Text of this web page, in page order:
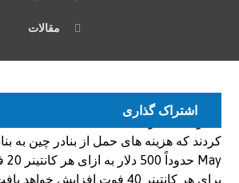
مقالات
بر اساس خبرهای واصله
برای هر کانتینر 40 فوت افزایش خواهد یافت.